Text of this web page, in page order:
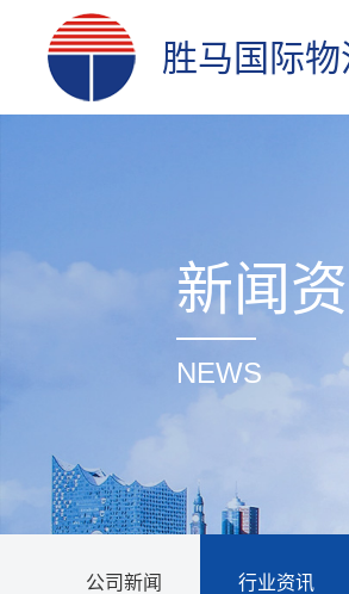
胜马国际物
新闻
NEWS
公司新闻 行业资讯